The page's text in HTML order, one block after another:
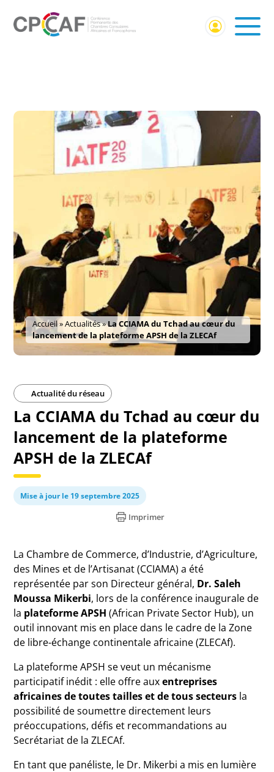
Accueil»Actualités»La CCIAMA du Tchad au cœur du
lancement de la plateforme APSH de la ZLECAf
Actualité du réseau
La CCIAMA du Tchad au cœur du
lancement de la plateforme
APSH de la ZLECAf
Mise à jour le 19 septembre 2025
Imprimer
La Chambre de Commerce, d’Industrie, d’Agriculture,
des Mines et de l’Artisanat (CCIAMA) a été
représentée par son Directeur général, Dr. Saleh
Moussa Mikerbi, lors de la conférence inaugurale de
la plateforme APSH (African Private Sector Hub), un
outil innovant mis en place dans le cadre de la Zone
de libre-échange continentale africaine (ZLECAf).
La plateforme APSH se veut un mécanisme
participatif inédit : elle offre auxentreprises
africaines de toutes tailles et de tous secteurs la
possibilité de soumettre directement leurs
préoccupations, défis et recommandations au
Secrétariat de la ZLECAf.
En tant que panéliste, le Dr. Mikerbi a mis en lumière